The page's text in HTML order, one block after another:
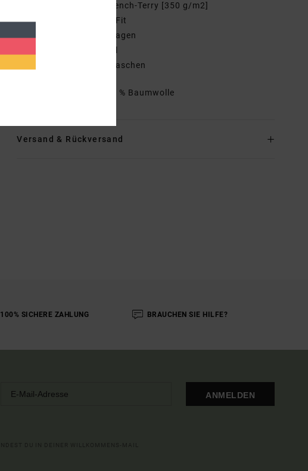
Baumwoll-French-Terry [350 g/m2]
Passform:
Regular Fit
Kragen:
Kapuzenkragen
Kängurutaschen
100 % Baumwolle
Versand & Rückversand
100% SICHERE ZAHLUNG BRAUCHEN SIE HILFE?
ANMELDEN